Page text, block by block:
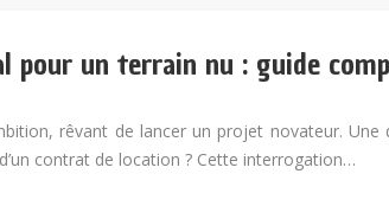
pour un terrain nu : guide
rêvant de lancer un projet novateur.
contrat de location ? Cette interrogation…